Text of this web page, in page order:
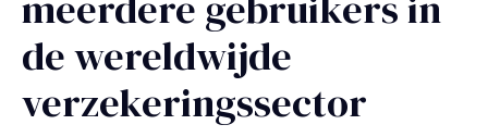
de wereldwijde
verzekeringssector